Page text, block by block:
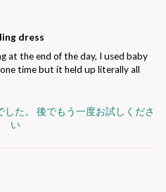
dress
at the end of the day, I used baby
time but it held up literally all
た。 後でもう一度お試しくださ
い